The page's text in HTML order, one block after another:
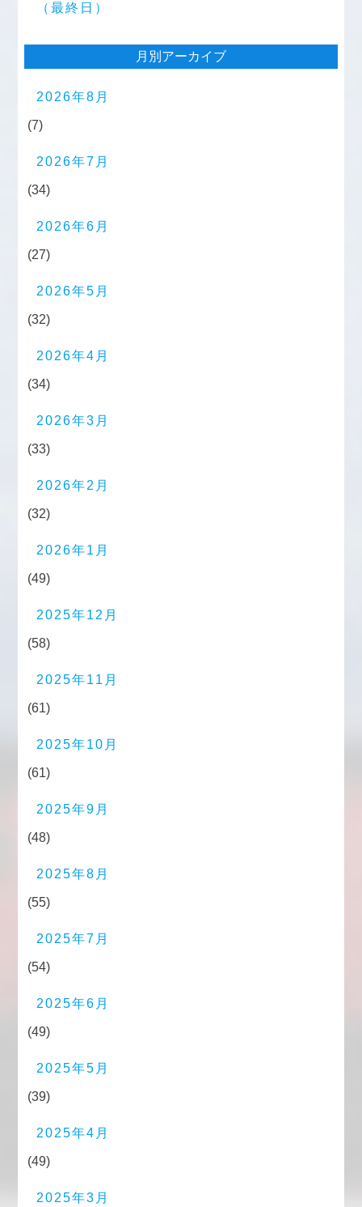
（最終日）
月別アーカイブ
2026年8月
(7)
2026年7月
(34)
2026年6月
(27)
2026年5月
(32)
2026年4月
(34)
2026年3月
(33)
2026年2月
(32)
2026年1月
(49)
2025年12月
(58)
2025年11月
(61)
2025年10月
(61)
2025年9月
(48)
2025年8月
(55)
2025年7月
(54)
2025年6月
(49)
2025年5月
(39)
2025年4月
(49)
2025年3月